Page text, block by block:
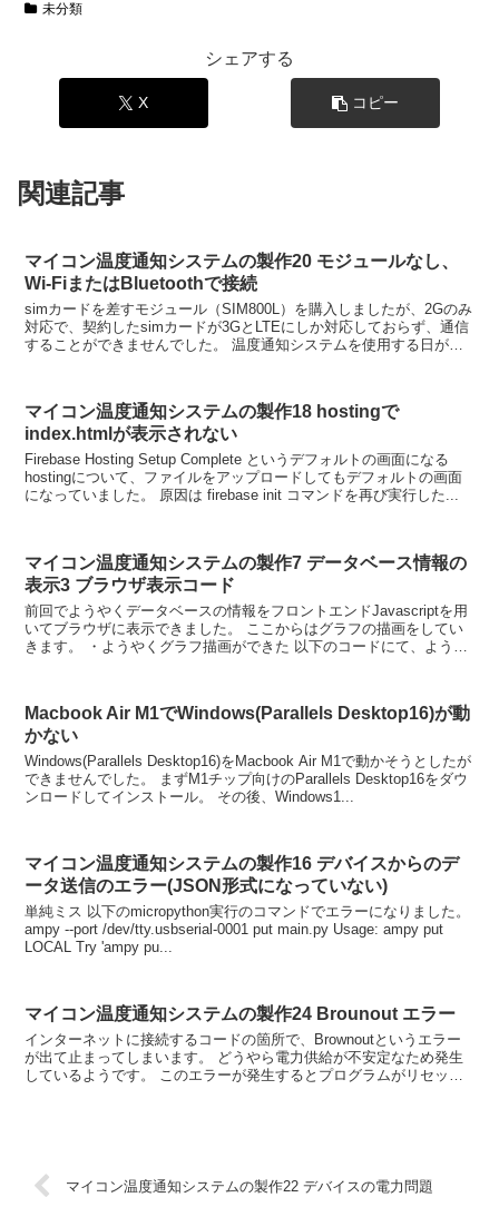
未分類
シェアする
X コピー
関連記事
マイコン温度通知システムの製作20 モジュールなし、
Wi-FiまたはBluetoothで接続
simカードを差すモジュール（SIM800L）を購入しましたが、2Gのみ
対応で、契約したsimカードが3GとLTEにしか対応しておらず、通信
することができませんでした。 温度通知システムを使用する日が近
マイコン温度通知システムの製作18 hostingで
index.htmlが表示されない
Firebase Hosting Setup Complete というデフォルトの画面になる
hostingについて、ファイルをアップロードしてもデフォルトの画面
になっていました。 原因は firebase init コマンドを再び実行した...
マイコン温度通知システムの製作7 データベース情報の
表示3 ブラウザ表示コード
前回でようやくデータベースの情報をフロントエンドJavascriptを用
いてブラウザに表示できました。 ここからはグラフの描画をしてい
きます。 ・ようやくグラフ描画ができた 以下のコードにて、ようや
Macbook Air M1でWindows(Parallels Desktop16)が動
かない
Windows(Parallels Desktop16)をMacbook Air M1で動かそうとしたが
できませんでした。 まずM1チップ向けのParallels Desktop16をダウ
ンロードしてインストール。 その後、Windows1...
マイコン温度通知システムの製作16 デバイスからのデ
ータ送信のエラー(JSON形式になっていない)
単純ミス 以下のmicropython実行のコマンドでエラーになりました。
ampy --port /dev/tty.usbserial-0001 put main.py Usage: ampy put
LOCAL Try 'ampy pu...
マイコン温度通知システムの製作24 Brounout エラー
インターネットに接続するコードの箇所で、Brownoutというエラー
が出て止まってしまいます。 どうやら電力供給が不安定なため発生
しているようです。 このエラーが発生するとプログラムがリセット
マイコン温度通知システムの製作22 デバイスの電力問題